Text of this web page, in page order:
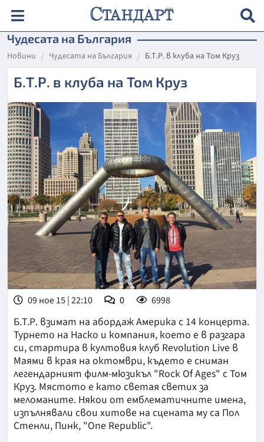
Чудесата на България
Новини Чудесата на България Б.Т.Р. в клуба на Том Круз
Б.Т.Р. в клуба на Том Круз
09 ное 15 | 22:10 0 6998
Б.Т.Р. взимат на абордаж Америка с 14 концерта.
Турнето на Наско и компания, което е в разгара
си, стартира в култовия клуб Revolution Live в
Маями в края на октомври, където е сниман
легендарният филм-мюзикъл "Rock Of Ages" с Том
Круз. Мястото е като светая светих за
меломаните. Някои от емблематичните имена,
изпълнявали свои хитове на сцената му са Пол
Стенли, Пинк, "One Republic".